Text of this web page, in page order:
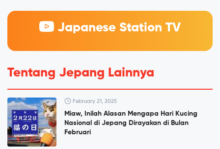
Japanese Station TV
Tentang Jepang Lainnya
February 21, 2025
Miaw, Inilah Alasan Mengapa Hari Kucing
Nasional di Jepang Dirayakan di Bulan
Februari